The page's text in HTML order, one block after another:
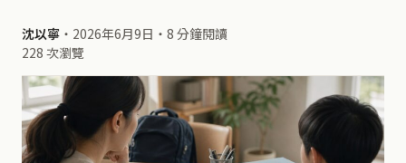
沈以寧 ・ 2026年6月9日 ・ 8 分鐘閱讀
228 次瀏覽